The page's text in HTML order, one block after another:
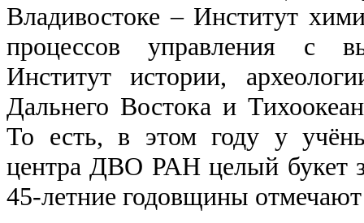
Владивостоке – Институт
процессов управления с
Институт истории,
Дальнего Востока и
То есть, в этом году у
центра ДВО РАН целый букет
45-летние годовщины